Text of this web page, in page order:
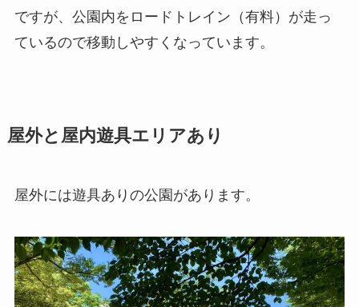
ですが、公園内をロードトレイン（有料）が走っ
ているので移動しやすくなっています。
屋外と屋内遊具エリアあり
屋外には遊具ありの公園があります。